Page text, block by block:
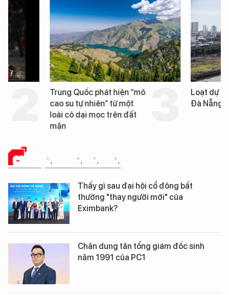
Trung Quốc phát hiện “mỏ
cao su tự nhiên” từ một
loài cỏ dại mọc trên đất
Loạt dự án bất động
Đà Nẵng sắp bị kiểm
CHUYỆN DOANH NHÂN
Thấy gì sau đại hội cổ đông bất
thường "thay người mới" của
Eximbank?
Chân dung tân tổng giám đốc sinh
năm 1991 của PC1